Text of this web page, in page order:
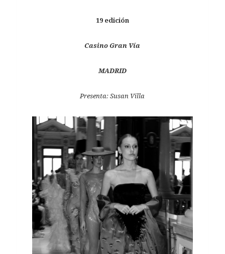
19 edición
Casino Gran Vía
MADRID
Presenta: Susan Villa